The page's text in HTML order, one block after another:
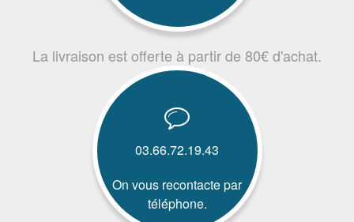
La livraison est offerte à partir de 80€ d'achat.
03.66.72.19.43
On vous recontacte par
téléphone.